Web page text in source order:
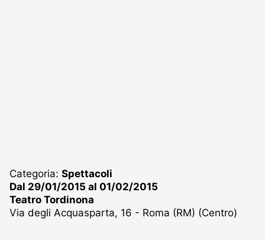
Categoria: Spettacoli
Dal 29/01/2015 al 01/02/2015
Teatro Tordinona
Via degli Acquasparta, 16 - Roma (RM) (Centro)